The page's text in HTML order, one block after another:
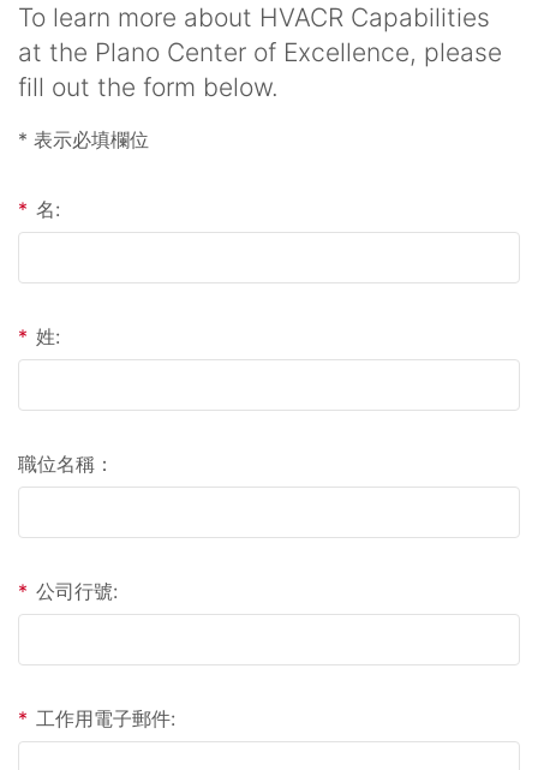
To learn more about HVACR Capabilities
at the Plano Center of Excellence, please
fill out the form below.
* 表示必填欄位
* 名:
* 姓:
職位名稱：
* 公司行號:
* 工作用電子郵件: